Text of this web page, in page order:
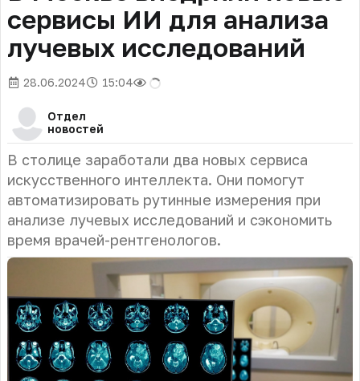
сервисы ИИ для анализа
лучевых исследований
28.06.2024 15:04
Отдел
новостей
В столице заработали два новых сервиса
искусственного интеллекта. Они помогут
автоматизировать рутинные измерения при
анализе лучевых исследований и сэкономить
время врачей-рентгенологов.